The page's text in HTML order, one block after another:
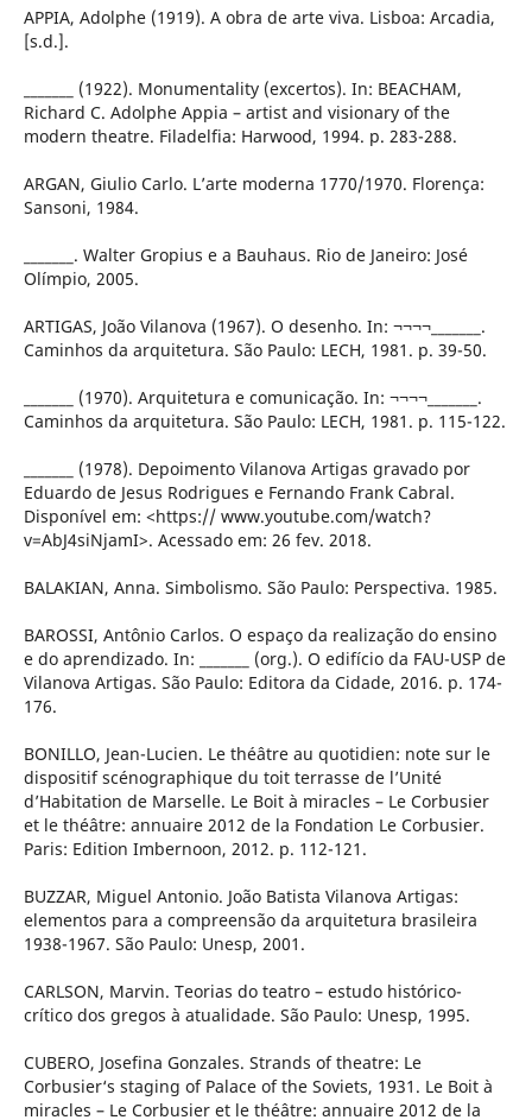
APPIA, Adolphe (1919). A obra de arte viva. Lisboa: Arcadia,
[s.d.].
_______ (1922). Monumentality (excertos). In: BEACHAM,
Richard C. Adolphe Appia – artist and visionary of the
modern theatre. Filadelfia: Harwood, 1994. p. 283-288.
ARGAN, Giulio Carlo. L’arte moderna 1770/1970. Florença:
Sansoni, 1984.
_______. Walter Gropius e a Bauhaus. Rio de Janeiro: José
Olímpio, 2005.
ARTIGAS, João Vilanova (1967). O desenho. In: ¬¬¬¬_______.
Caminhos da arquitetura. São Paulo: LECH, 1981. p. 39-50.
_______ (1970). Arquitetura e comunicação. In: ¬¬¬¬_______.
Caminhos da arquitetura. São Paulo: LECH, 1981. p. 115-122.
_______ (1978). Depoimento Vilanova Artigas gravado por
Eduardo de Jesus Rodrigues e Fernando Frank Cabral.
Disponível em: <https:// www.youtube.com/watch?
v=AbJ4siNjamI>. Acessado em: 26 fev. 2018.
BALAKIAN, Anna. Simbolismo. São Paulo: Perspectiva. 1985.
BAROSSI, Antônio Carlos. O espaço da realização do ensino
e do aprendizado. In: _______ (org.). O edifício da FAU-USP de
Vilanova Artigas. São Paulo: Editora da Cidade, 2016. p. 174-
176.
BONILLO, Jean-Lucien. Le théâtre au quotidien: note sur le
dispositif scénographique du toit terrasse de l’Unité
d’Habitation de Marselle. Le Boit à miracles – Le Corbusier
et le théâtre: annuaire 2012 de la Fondation Le Corbusier.
Paris: Edition Imbernoon, 2012. p. 112-121.
BUZZAR, Miguel Antonio. João Batista Vilanova Artigas:
elementos para a compreensão da arquitetura brasileira
1938-1967. São Paulo: Unesp, 2001.
CARLSON, Marvin. Teorias do teatro – estudo histórico-
crítico dos gregos à atualidade. São Paulo: Unesp, 1995.
CUBERO, Josefina Gonzales. Strands of theatre: Le
Corbusier‘s staging of Palace of the Soviets, 1931. Le Boit à
miracles – Le Corbusier et le théâtre: annuaire 2012 de la